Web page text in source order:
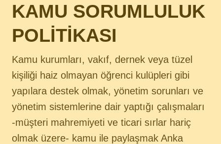
KAMU SORUMLULUK
POLİTİKASI
Kamu kurumları, vakıf, dernek veya tüzel
kişiliği haiz olmayan öğrenci kulüpleri gibi
yapılara destek olmak, yönetim sorunları ve
yönetim sistemlerine dair yaptığı çalışmaları
-müşteri mahremiyeti ve ticari sırlar hariç
olmak üzere- kamu ile paylaşmak Anka